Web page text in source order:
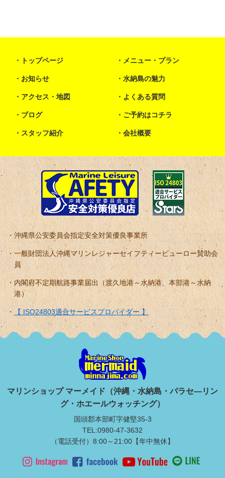
トップページ メニュー・プラン
お知らせ 水納島の魅力
アクセス・地図 よくある質問
ブログ ご予約はコチラ
スタッフ紹介 会社概要
沖縄県公安委員会指定安全対策優良事業所
一般財団法人沖縄マリンレジャーセイフティービューロー賛助会
員
内閣府不定期航路事業届出（渡久地港～水納港、本部港～水納
港）
【 ISO24803適合サービスプロバイダー 】
マリンショップ マーメイド（沖縄・水納島・パラセ―リン
グ・ホエールウォッチング）
国頭郡本部町字健堅35-3
TEL:0980-47-3632
（電話受付）8:00～21:00【年中無休】